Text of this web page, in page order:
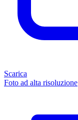
Scarica
Foto ad alta risoluzione